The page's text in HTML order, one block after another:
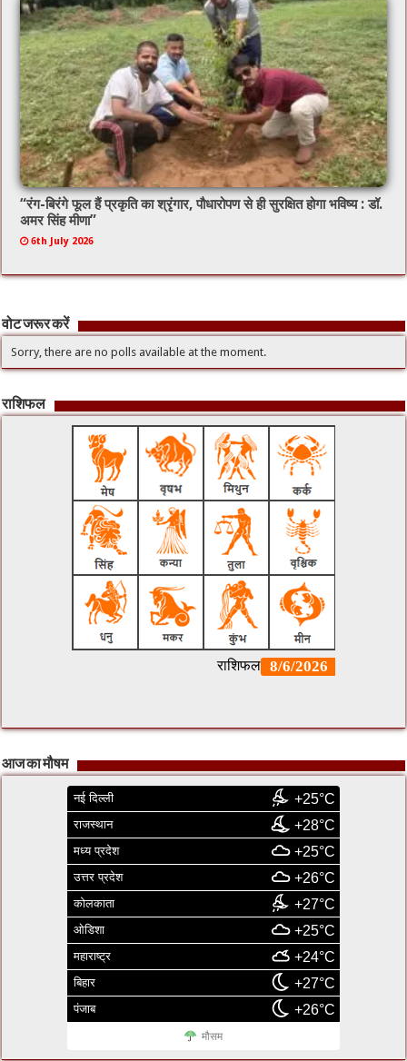
“रंग-बिरंगे फूल हैं प्रकृति का श्रृंगार, पौधारोपण से ही सुरक्षित होगा भविष्य : डॉ.
अमर सिंह मीणा”
6th July 2026
वोट जरूर करें
Sorry, there are no polls available at the moment.
राशिफल
आज का मौषम
नई दिल्ली +25°C
राजस्थान +28°C
मध्य प्रदेश +25°C
उत्तर प्रदेश +26°C
कोलकाता +27°C
ओडिशा +25°C
महाराष्ट्र +24°C
बिहार +27°C
पंजाब +26°C
मौसम